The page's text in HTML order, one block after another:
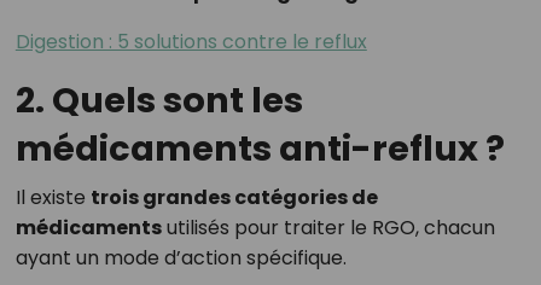
Digestion : 5 solutions contre le reflux
2. Quels sont les
médicaments anti-reflux ?
Il existe trois grandes catégories de
médicamentsutilisés pour traiter le RGO, chacun
ayant un mode d’action spécifique.